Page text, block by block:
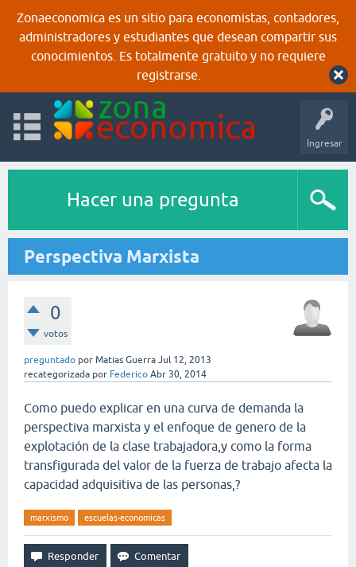
Zonaeconomica es un sitio para economistas, contadores,
administradores y estudiantes que desean compartir sus
conocimientos. Es totalmente gratuito y no requiere
registrarse.
Ingresar
Hacer una pregunta
Perspectiva Marxista
0
votos
preguntado por Matias Guerra Jul 12, 2013
recategorizada por Federico Abr 30, 2014
Como puedo explicar en una curva de demanda la
perspectiva marxista y el enfoque de genero de la
explotación de la clase trabajadora,y como la forma
transfigurada del valor de la fuerza de trabajo afecta la
capacidad adquisitiva de las personas,?
marxismo escuelas-economicas